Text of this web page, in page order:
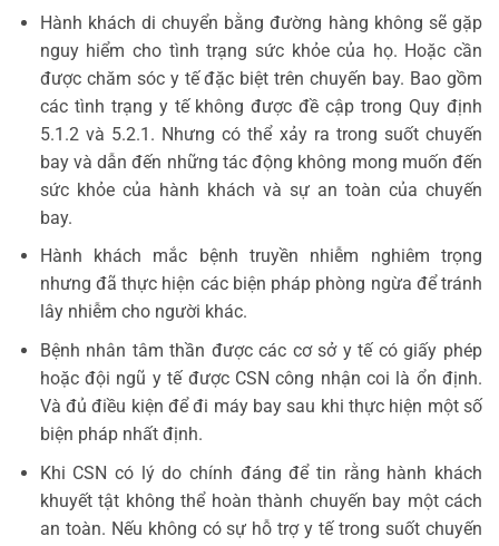
Hành khách di chuyển bằng đường hàng không sẽ gặp
nguy hiểm cho tình trạng sức khỏe của họ. Hoặc cần
được chăm sóc y tế đặc biệt trên chuyến bay. Bao gồm
các tình trạng y tế không được đề cập trong Quy định
5.1.2 và 5.2.1. Nhưng có thể xảy ra trong suốt chuyến
bay và dẫn đến những tác động không mong muốn đến
sức khỏe của hành khách và sự an toàn của chuyến
bay.
Hành khách mắc bệnh truyền nhiễm nghiêm trọng
nhưng đã thực hiện các biện pháp phòng ngừa để tránh
lây nhiễm cho người khác.
Bệnh nhân tâm thần được các cơ sở y tế có giấy phép
hoặc đội ngũ y tế được CSN công nhận coi là ổn định.
Và đủ điều kiện để đi máy bay sau khi thực hiện một số
biện pháp nhất định.
Khi CSN có lý do chính đáng để tin rằng hành khách
khuyết tật không thể hoàn thành chuyến bay một cách
an toàn. Nếu không có sự hỗ trợ y tế trong suốt chuyến